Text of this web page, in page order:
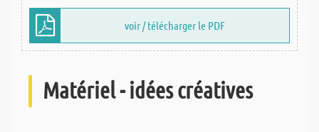
voir / télécharger le PDF
Matériel - idées créatives